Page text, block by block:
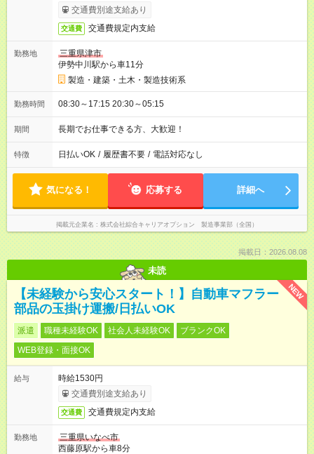
交通費別途支給あり
交通費 交通費規定内支給
勤務地
三重県津市
伊勢中川駅から車11分
製造・建築・土木・製造技術系
勤務時間 08:30～17:15 20:30～05:15
期間 長期でお仕事できる方、大歓迎！
特徴 日払いOK / 履歴書不要 / 電話対応なし
気になる！ 応募する 詳細へ
掲載元企業名 株式会社綜合キャリアオプション 製造事業部（全国）
掲載日：2026.08.08
未読
NEW
【未経験から安心スタート！】自動車マフラー
部品の玉掛け運搬/日払いOK
派遣 職種未経験OK 社会人未経験OK
ブランクOK
WEB登録・面接OK
給与
時給1530円
交通費別途支給あり
交通費 交通費規定内支給
勤務地
三重県いなべ市
西藤原駅から車8分